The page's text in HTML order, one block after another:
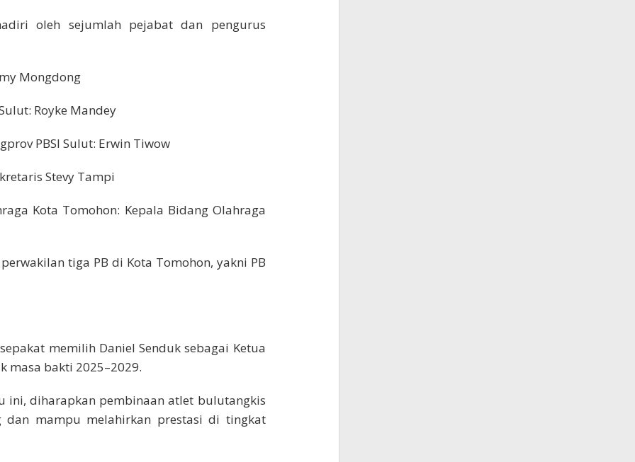
oleh sejumlah pejabat dan pengurus
Mongdong
Royke Mandey
PBSI Sulut: Erwin Tiwow
Stevy Tampi
Kota Tomohon: Kepala Bidang Olahraga
tiga PB di Kota Tomohon, yakni PB
memilih Daniel Senduk sebagai Ketua
masa bakti 2025–2029.
ini, diharapkan pembinaan atlet bulutangkis
dan mampu melahirkan prestasi di tingkat